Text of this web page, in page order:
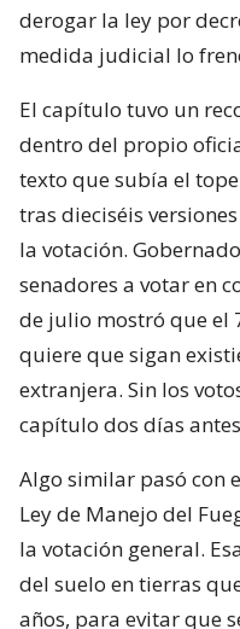
derogar la ley por
medida judicial lo
El capítulo tuvo un
dentro del propio
texto que subía el
tras dieciséis
la votación.
senadores a votar en
de julio mostró que el
quiere que sigan
extranjera. Sin los
capítulo dos días
Algo similar pasó con
Ley de Manejo del
la votación general.
del suelo en tierras
años, para evitar que